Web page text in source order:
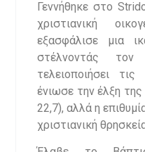
Γεννήθηκε στο
χριστιανική
εξασφάλισε μια
στέλνοντάς
τελειοποιήσει
ένιωσε την έλξη
22,7), αλλά η
χριστιανική